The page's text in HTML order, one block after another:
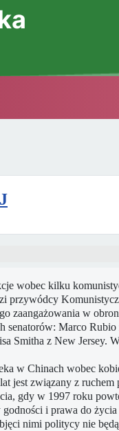
wobec kilku
przywódcy
zaangażowania w
senatorów: Marco
Smitha z New Jersey.
w Chinach wobec
jest związany z
gdy w 1997 roku
i prawa do
nimi politycy nie